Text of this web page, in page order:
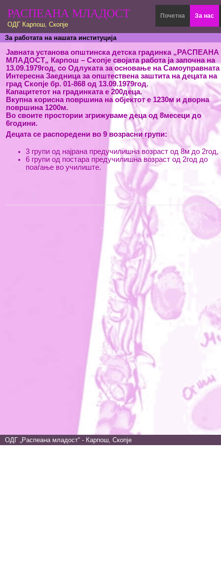
РАСПЕАНА МЛАДОСТ
ОДГ Карпош, Скопје
Почетна За нас
За работата на нашата институција
Јавната установа општинска детска градинка „РАСПЕАНА
МЛАДОСТ„ Карпош – Скопје својата работа ја започна на
13.09.1979год, со Одлуката за основање на Самоуправната
Интересна Заедница за општествена заштита на децата на
град Скопје бр. 01-868 од 13.09.1979год.
Капацитетот на градинката е 200деца.
Вкупна корисна површина на објектот е 1230м и дворна
површина 1200м.
Во своите простории згрижуваме деца од 8месеци до
6години.
Децата се распоредени во 9 возрасни групи:
3 групи од најрана предучилишна возраст од 8м до 2год,
6 групи од постара предучилишна возраст од 2год до
поаѓање во училиште.
ОДГ „Распеана младост“ - Карпош, Скопје